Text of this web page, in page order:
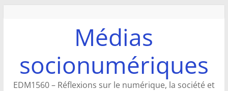
Médias
socionumériques
EDM1560 – Réflexions sur le numérique, la société et